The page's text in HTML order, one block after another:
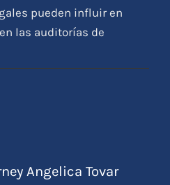
pueden influir en
las auditorías de
Angelica Tovar